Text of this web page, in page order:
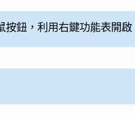
按鈕，利用右鍵功能表開啟